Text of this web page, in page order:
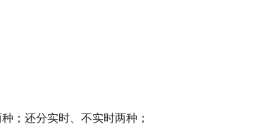
；还分实时、不实时两种；